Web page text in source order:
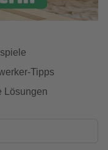
Tipps
Lösungen